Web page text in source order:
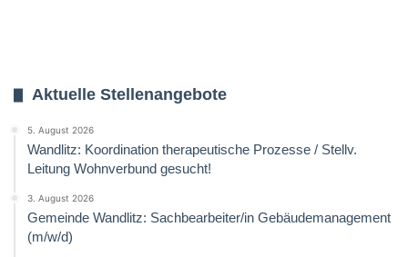
Aktuelle Stellenangebote
5. August 2026
Wandlitz: Koordination therapeutische Prozesse / Stellv.
Leitung Wohnverbund gesucht!
3. August 2026
Gemeinde Wandlitz: Sachbearbeiter/in Gebäudemanagement
(m/w/d)